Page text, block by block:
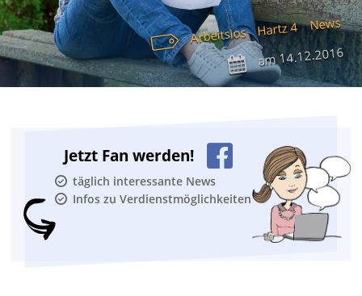
Arbeitslos Hartz 4 News
am14.12.2016
Jetzt Fan werden!
täglich interessante News
Infos zu Verdienstmöglichkeiten